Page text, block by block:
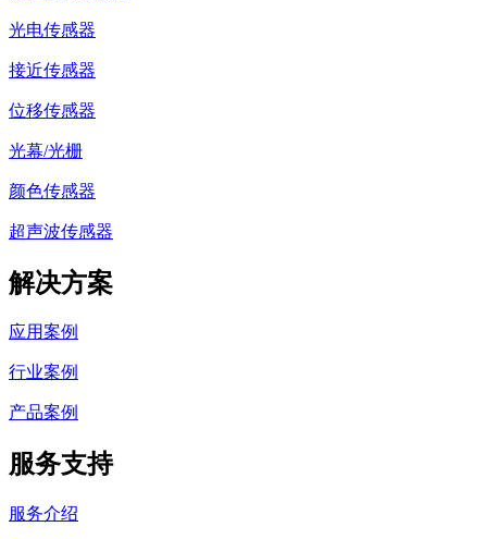
光电传感器
接近传感器
位移传感器
光幕/光栅
颜色传感器
超声波传感器
解决方案
应用案例
行业案例
产品案例
服务支持
服务介绍